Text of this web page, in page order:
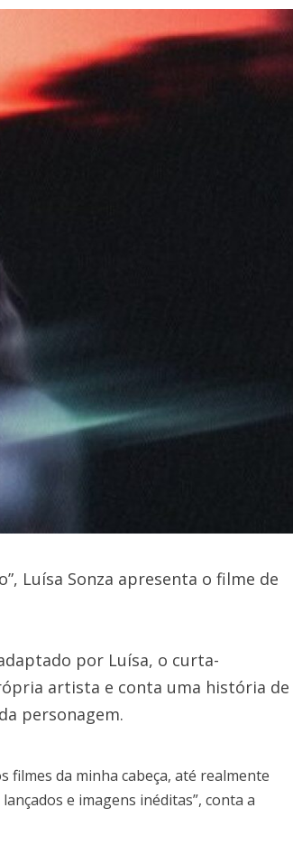
Luísa Sonza apresenta o filme de
por Luísa, o curta-
artista e conta uma história de
personagem.
filmes da minha cabeça, até realmente
e imagens inéditas”, conta a